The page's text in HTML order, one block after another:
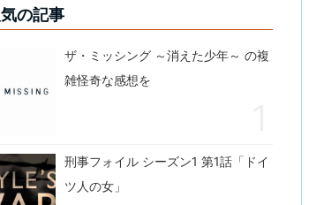
の記事
ザ・ミッシング ～消えた少年～ の複
雑怪奇な感想を
刑事フォイル シーズン1 第1話「ドイ
ツ人の女」